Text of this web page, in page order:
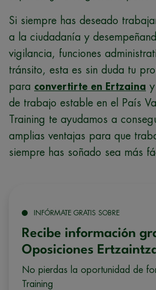
Si siempre has deseado
a la ciudadanía y
vigilancia, funciones
tránsito, esta es sin duda tu
para convertirte en Ertzaina
de trabajo estable en el País
Training te ayudamos a
amplias ventajas para que
siempre has soñado sea más
INFÓRMATE GRATIS SOBRE
Recibe información
Oposiciones
No pierdas la oportunidad de
Training